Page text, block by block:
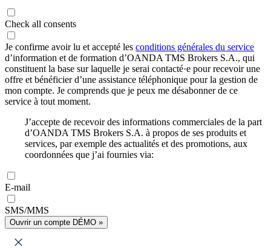
Check all consents
Je confirme avoir lu et accepté les conditions générales du service
d’information et de formation d’OANDA TMS Brokers S.A., qui
constituent la base sur laquelle je serai contacté·e pour recevoir une
offre et bénéficier d’une assistance téléphonique pour la gestion de
mon compte. Je comprends que je peux me désabonner de ce
service à tout moment.
J’accepte de recevoir des informations commerciales de la part
d’OANDA TMS Brokers S.A. à propos de ses produits et
services, par exemple des actualités et des promotions, aux
coordonnées que j’ai fournies via:
E-mail
SMS/MMS
Ouvrir un compte DÉMO »